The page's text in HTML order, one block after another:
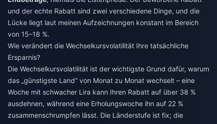
und der echte Rabatt sind zwei verschiedene Dinge, und die
Lücke liegt laut meinen Aufzeichnungen konstant im Bereich
von 15–18 %.
Wie verändert die Wechselkursvolatilität Ihre tatsächliche
Ersparnis?
Die Wechselkursvolatilität ist der wichtigste Grund dafür, warum
das „günstigste Land“ von Monat zu Monat wechselt – eine
Woche mit schwacher Lira kann Ihren Rabatt auf über 38 %
ausdehnen, während eine Erholungswoche ihn auf 22 %
zusammenschrumpfen lässt. Die Länderstufe ist fix; die